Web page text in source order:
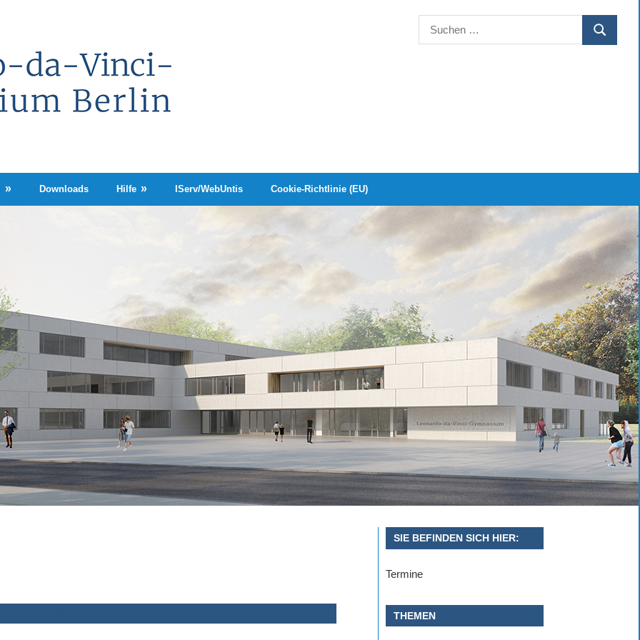
Suchen
nach:
SUCHEN
Downloads Hilfe IServ/WebUntis Cookie-Richtlinie (EU)
SIE BEFINDEN SICH HIER:
Termine
THEMEN